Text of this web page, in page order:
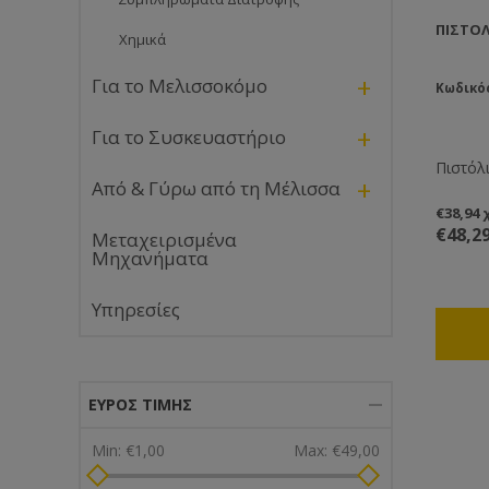
Χημικά
Για το Μελισσοκόμο +
Για το Συσκευαστήριο +
Από & Γύρω από τη Μέλισσα +
Μεταχειρισμένα
Μηχανήματα
Υπηρεσίες
ΕΎΡΟΣ ΤΙΜΉΣ
Min: €1,00 Max: €49,00